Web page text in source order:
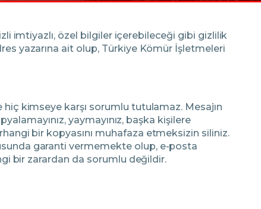
imtiyazlı, özel bilgiler içerebileceği gibi gizlilik
yazarına ait olup, Türkiye Kömür İşletmeleri
kimseye karşı sorumlu tutulamaz. Mesajın
yaymayınız, başka kişilere
bir kopyasını muhafaza etmeksizin siliniz.
garanti vermemekte olup, e-posta
bir zarardan da sorumlu değildir.